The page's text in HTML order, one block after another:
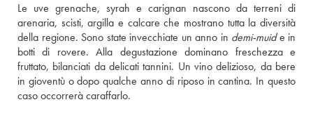
Le uve grenache, syrah e carignan nascono da terreni di
arenaria, scisti, argilla e calcare che mostrano tutta la diversità
della regione. Sono state invecchiate un anno in demi-muid e in
botti di rovere. Alla degustazione dominano freschezza e
fruttato, bilanciati da delicati tannini. Un vino delizioso, da bere
in gioventù o dopo qualche anno di riposo in cantina. In questo
caso occorrerà caraffarlo.